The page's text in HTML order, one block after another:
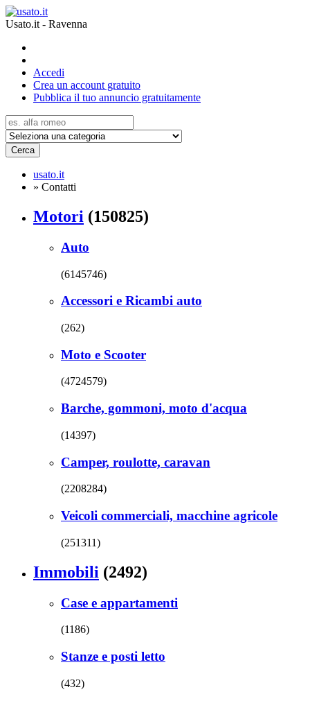
Usato.it - Ravenna
Accedi
Crea un account gratuito
Pubblica il tuo annuncio gratuitamente
Cerca
usato.it
» Contatti
Motori (150825)
Auto
(6145746)
Accessori e Ricambi auto
(262)
Moto e Scooter
(4724579)
Barche, gommoni, moto d'acqua
(14397)
Camper, roulotte, caravan
(2208284)
Veicoli commerciali, macchine agricole
(251311)
Immobili (2492)
Case e appartamenti
(1186)
Stanze e posti letto
(432)